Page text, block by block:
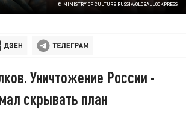
© MINISTRY OF CULTURE RUSSIA/GLOBALLOOKPRESS
Уничтожение России -
скрывать план